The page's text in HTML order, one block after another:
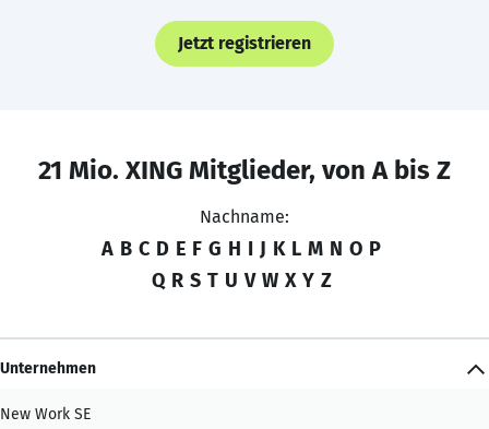
Jetzt registrieren
21 Mio. XING Mitglieder, von A bis Z
Nachname:
A B C D E F G H I J K L M N O P
Q R S T U V W X Y Z
Unternehmen
New Work SE